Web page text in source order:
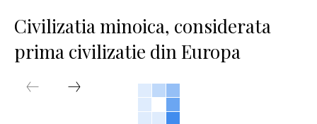
Civilizatia minoica, considerata
prima civilizatie din Europa